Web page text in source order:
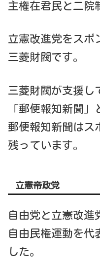
主権在君民と二院
立憲改進党をスポ
三菱財閥です。
三菱財閥が支援し
「郵便報知新聞」
郵便報知新聞はス
残っています。
立憲帝政党
自由党と立憲改進
自由民権運動を代
した。